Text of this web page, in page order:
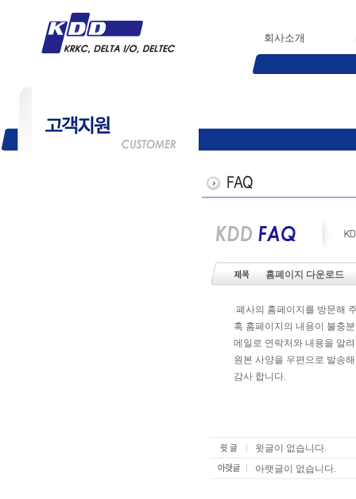
회사소개
홈폐이지 다운로드
폐사의 홈페이지를 방문해
혹 홈페이지의 내용이 불충
메일로 연락처와 내용을 알
원본 사양을 우편으로 발송
감사 합니다.
윗글이 없습니다.
아랫글이 없습니다.